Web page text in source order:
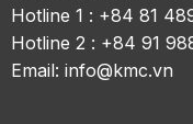
Hotline 1 : +84 81
Hotline 2 : +84 91
Email:info@kmc.vn